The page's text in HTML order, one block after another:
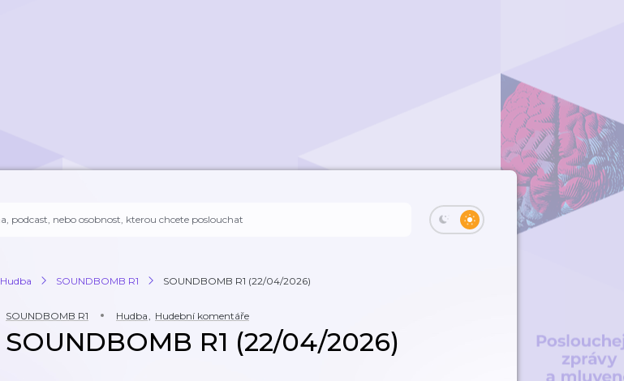
Hudba SOUNDBOMB R1 SOUNDBOMB R1 (22/04/2026)
SOUNDBOMB R1 Hudba, Hudební komentáře
SOUNDBOMB R1 (22/04/2026)